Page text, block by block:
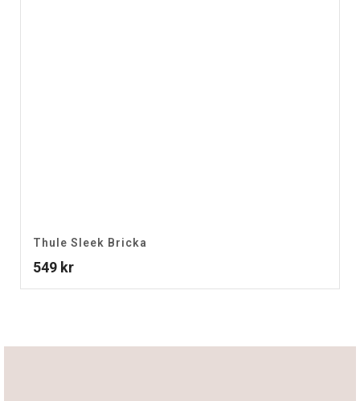
Thule Sleek Bricka
549 kr